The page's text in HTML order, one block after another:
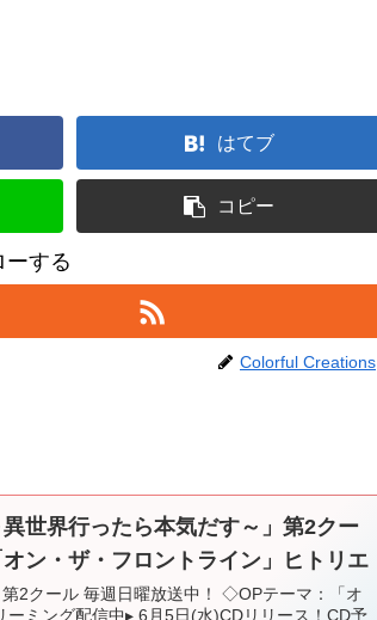
はてブ
コピー
ーする
Colorful Creations
世界行ったら本気だす～」第2クー
ン・ザ・フロントライン」ヒトリエ
2クール 毎週日曜放送中！ ◇OPテーマ：「オ
ミング配信中▸ 6月5日(水)CDリリース！CD予